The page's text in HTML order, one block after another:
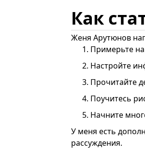
Как
Женя Арутюнов
Примерьте на
Настройте
Прочитайте
Поучитесь
Начните
У меня есть
рассуждения.